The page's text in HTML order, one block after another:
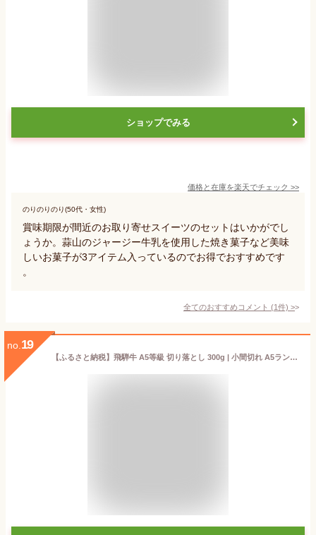
ショップでみる
価格と在庫を楽天でチェック >>
のりのりのり(50代・女性)
賞味期限が間近のお取り寄せスイーツのセットはいかがでし
ょうか。蒜山のジャージー牛乳を使用した焼き菓子など美味
しいお菓子が3アイテム入っているのでお得でおすすめです
。
全てのおすすめコメント (1件) >
no. 19
【ふるさと納税】飛騨牛 A5等級 切り落とし 300g | 小間切れ A5ランク A5 5等級 肉 黒毛和牛 ブランド牛 発送時期が選べる 飛騨高山 ながせ食品 FH001MP